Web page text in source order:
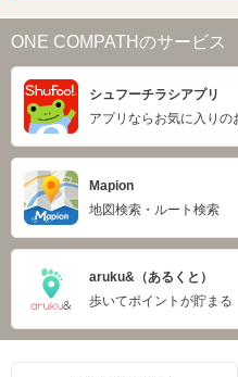
ONE COMPATHのサービス
シュフーチラシアプリ
アプリならお気に入りの
Mapion
地図検索・ルート検索
aruku&（あるくと）
歩いてポイントが貯まる